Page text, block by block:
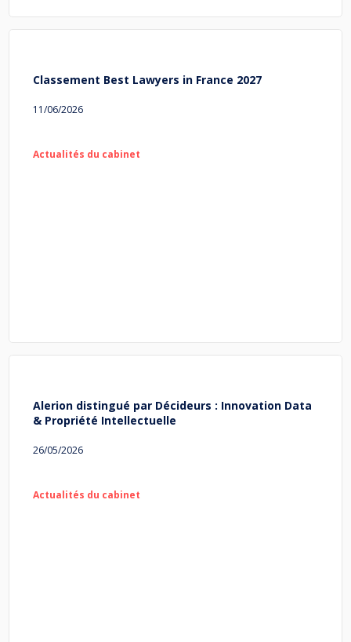
Classement Best Lawyers in France 2027
11/06/2026
Actualités du cabinet
Alerion distingué par Décideurs : Innovation Data
& Propriété Intellectuelle
26/05/2026
Actualités du cabinet